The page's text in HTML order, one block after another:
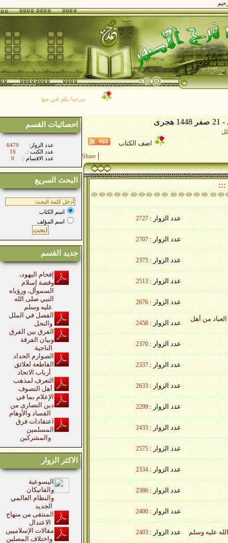
مرحبا بكم في موقع فضيلة الشيخ/ محمد
احصائيات القسم
6479
:عدد الزوار
: عدد الكتب
: عدد الاقسام
البحث السريع
اسم الكتاب
اسم المؤلف
جديد القسم
إفحام اليهود،
وقصة إسلام
السموأل، ورؤياه
النبي صلى الله
الفصل في الملل
والنحل
الفرق بين الفرق
وبيان الفرقة
الصوارم الحداد
القاطعة لعلائق
التعرف لمذهب
أهل التصوف
الإعلام بما في
دين النصارى من
اعتقادات فرق
المسلمين
الاكثر الزوار
اليسوعية
والفاتيكان
والنظام العالمي
المنتقى من منهاج
الاعتدال
مقالات الإسلاميين
واختلاف المصلين
اضف الكتاب
Share
عدد الزوار :2727
عدد الزوار :2707
عدد الزوار :2375
عدد الزوار :2513
عدد الزوار :2676
عدد الزوار :2458
من أهل
عدد الزوار :2370
عدد الزوار :2337
عدد الزوار :2633
عدد الزوار :2299
عدد الزوار :2433
عدد الزوار :2575
عدد الزوار :2334
عدد الزوار :2386
عدد الزوار :2400
عدد الزوار :2403